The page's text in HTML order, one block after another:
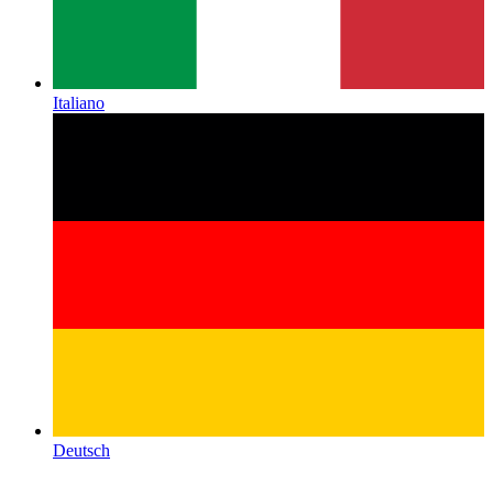
Italiano
Deutsch